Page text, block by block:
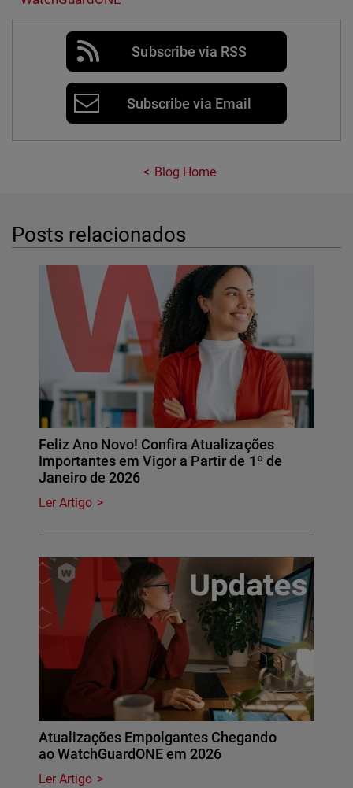
Subscribe via RSS
Subscribe via Email
Blog Home
Posts relacionados
Feliz Ano Novo! Confira Atualizações
Importantes em Vigor a Partir de 1º de
Janeiro de 2026
Ler Artigo
Atualizações Empolgantes Chegando
ao WatchGuardONE em 2026
Ler Artigo